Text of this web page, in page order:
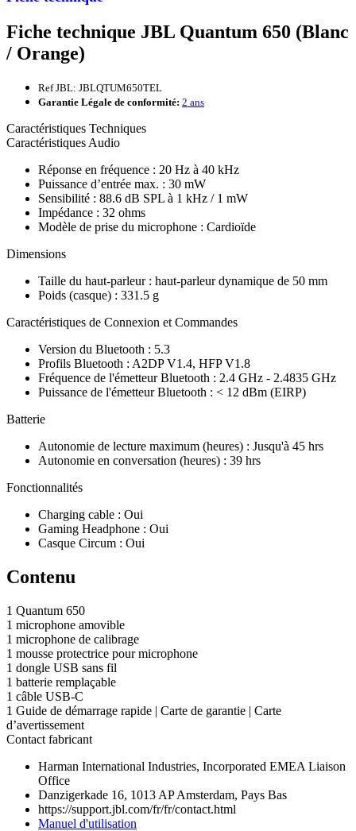
Fiche technique JBL Quantum 650 (Blanc
/ Orange)
Ref JBL: JBLQTUM650TEL
Garantie Légale de conformité: 2 ans
Caractéristiques Techniques
Caractéristiques Audio
Réponse en fréquence : 20 Hz à 40 kHz
Puissance d’entrée max. : 30 mW
Sensibilité : 88.6 dB SPL à 1 kHz / 1 mW
Impédance : 32 ohms
Modèle de prise du microphone : Cardioïde
Dimensions
Taille du haut-parleur : haut-parleur dynamique de 50 mm
Poids (casque) : 331.5 g
Caractéristiques de Connexion et Commandes
Version du Bluetooth : 5.3
Profils Bluetooth : A2DP V1.4, HFP V1.8
Fréquence de l'émetteur Bluetooth : 2.4 GHz - 2.4835 GHz
Puissance de l'émetteur Bluetooth : < 12 dBm (EIRP)
Batterie
Autonomie de lecture maximum (heures) : Jusqu'à 45 hrs
Autonomie en conversation (heures) : 39 hrs
Fonctionnalités
Charging cable : Oui
Gaming Headphone : Oui
Casque Circum : Oui
Contenu
1 Quantum 650
1 microphone amovible
1 microphone de calibrage
1 mousse protectrice pour microphone
1 dongle USB sans fil
1 batterie remplaçable
1 câble USB-C
1 Guide de démarrage rapide | Carte de garantie | Carte
d’avertissement
Contact fabricant
Harman International Industries, Incorporated EMEA Liaison
Office
Danzigerkade 16, 1013 AP Amsterdam, Pays Bas
https://support.jbl.com/fr/fr/contact.html
Manuel d'utilisation